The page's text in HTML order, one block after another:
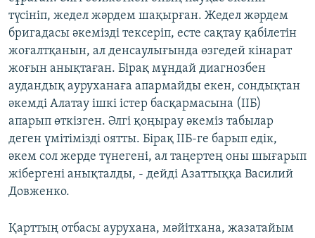
түсініп, жедел жәрдем шақырған. Жедел жәрдем
бригадасы әкемізді тексеріп, есте сақтау қабілетін
жоғалтқанын, ал денсаулығында өзгедей кінарат
жоғын анықтаған. Бірақ мұндай диагнозбен
аудандық ауруханаға апармайды екен, сондықтан
әкемді Алатау ішкі істер басқармасына (ІІБ)
апарып өткізген. Әлгі қоңырау әкеміз табылар
деген үмітімізді оятты. Бірақ ІІБ-ге барып едік,
әкем сол жерде түнегені, ал таңертең оны шығарып
жібергені анықталды, - дейді Азаттыққа Василий
Довженко.
Қарттың отбасы аурухана, мәйітхана, жазатайым